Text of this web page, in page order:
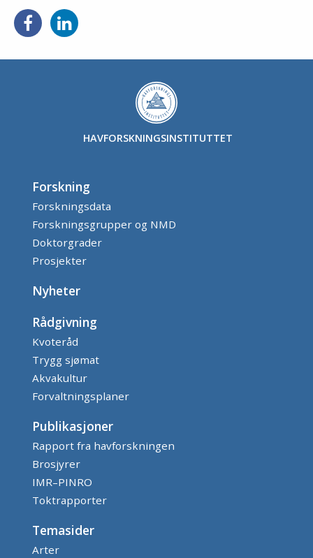
Del
på
Del
på
HAVFORSKNINGSINSTITUTTET
Forskning
Forskningsdata
Forskningsgrupper og NMD
Doktorgrader
Prosjekter
Nyheter
Rådgivning
Kvoteråd
Trygg sjømat
Akvakultur
Forvaltningsplaner
Publikasjoner
Rapport fra havforskningen
Brosjyrer
IMR–PINRO
Toktrapporter
Temasider
Arter